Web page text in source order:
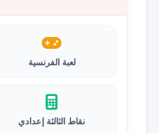
لعبة الفرنسية
نقاط الثالثة إعدادي